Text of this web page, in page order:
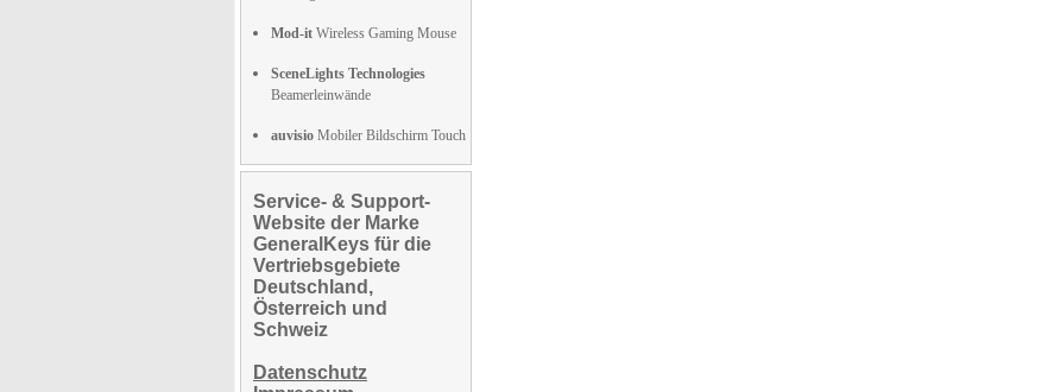
Mod-it Wireless Gaming Mouse
SceneLights Technologies
Beamerleinwände
auvisio Mobiler Bildschirm Touch
Service- & Support-
Website der Marke
GeneralKeys für die
Vertriebsgebiete
Deutschland,
Österreich und
Schweiz
Datenschutz